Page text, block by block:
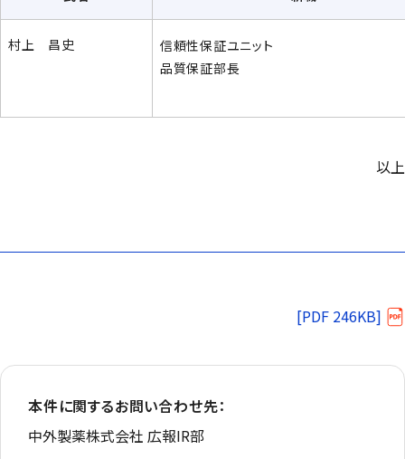
村上 昌史
信頼性保証ユニット
品質保証部長
以上
[PDF 246KB]
本件に関するお問い合わせ先：
中外製薬株式会社 広報IR部